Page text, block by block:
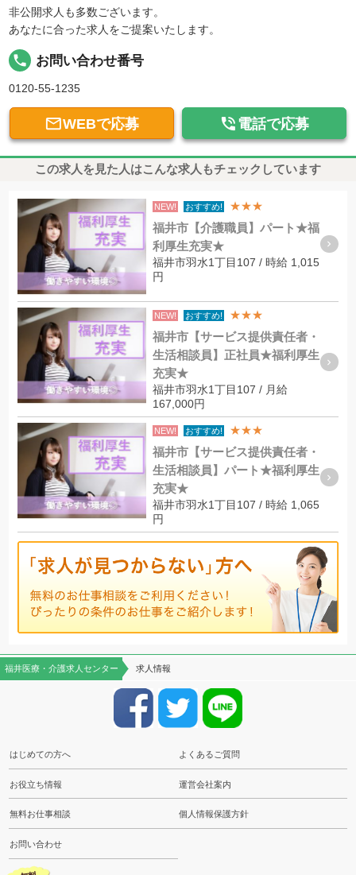
非公開求人も多数ございます。
あなたに合った求人をご提案いたします。
local_phone お問い合わせ番号
0120-55-1235
WEBで応募  電話で応募
この求人を見た人はこんな求人もチェックしています
NEW! おすすめ! ★★★
福井市【介護職員】パート★福
利厚生充実★
福井市羽水1丁目107 / 時給 1,015
円
NEW! おすすめ! ★★★
福井市【サービス提供責任者・
生活相談員】正社員★福利厚生
充実★
福井市羽水1丁目107 / 月給
167,000円
NEW! おすすめ! ★★★
福井市【サービス提供責任者・
生活相談員】パート★福利厚生
充実★
福井市羽水1丁目107 / 時給 1,065
円
福井医療・介護求人センター 求人情報
はじめての方へ よくあるご質問
お役立ち情報 運営会社案内
無料お仕事相談 個人情報保護方針
お問い合わせ